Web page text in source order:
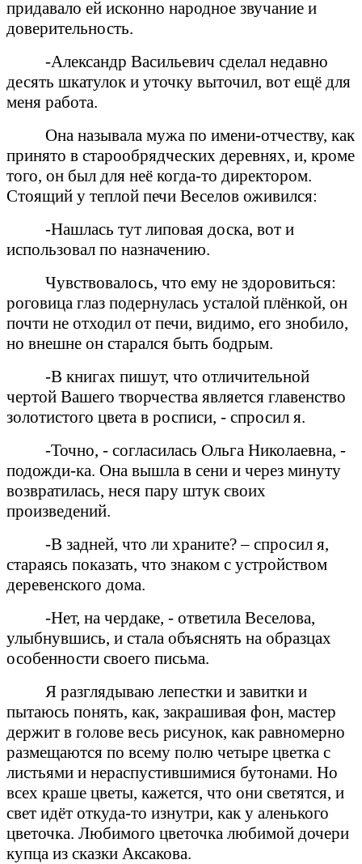
придавало ей исконно народное звучание и
доверительность.
-Александр Васильевич сделал недавно
десять шкатулок и уточку выточил, вот ещё для
меня работа.
Она называла мужа по имени-отчеству, как
принято в старообрядческих деревнях, и, кроме
того, он был для неё когда-то директором.
Стоящий у теплой печи Веселов оживился:
-Нашлась тут липовая доска, вот и
использовал по назначению.
Чувствовалось, что ему не здоровиться:
роговица глаз подернулась усталой плёнкой, он
почти не отходил от печи, видимо, его знобило,
но внешне он старался быть бодрым.
-В книгах пишут, что отличительной
чертой Вашего творчества является главенство
золотистого цвета в росписи, - спросил я.
-Точно, - согласилась Ольга Николаевна, -
подожди-ка. Она вышла в сени и через минуту
возвратилась, неся пару штук своих
произведений.
-В задней, что ли храните? – спросил я,
стараясь показать, что знаком с устройством
деревенского дома.
-Нет, на чердаке, - ответила Веселова,
улыбнувшись, и стала объяснять на образцах
особенности своего письма.
Я разглядываю лепестки и завитки и
пытаюсь понять, как, закрашивая фон, мастер
держит в голове весь рисунок, как равномерно
размещаются по всему полю четыре цветка с
листьями и нераспустившимися бутонами. Но
всех краше цветы, кажется, что они светятся, и
свет идёт откуда-то изнутри, как у аленького
цветочка. Любимого цветочка любимой дочери
купца из сказки Аксакова.